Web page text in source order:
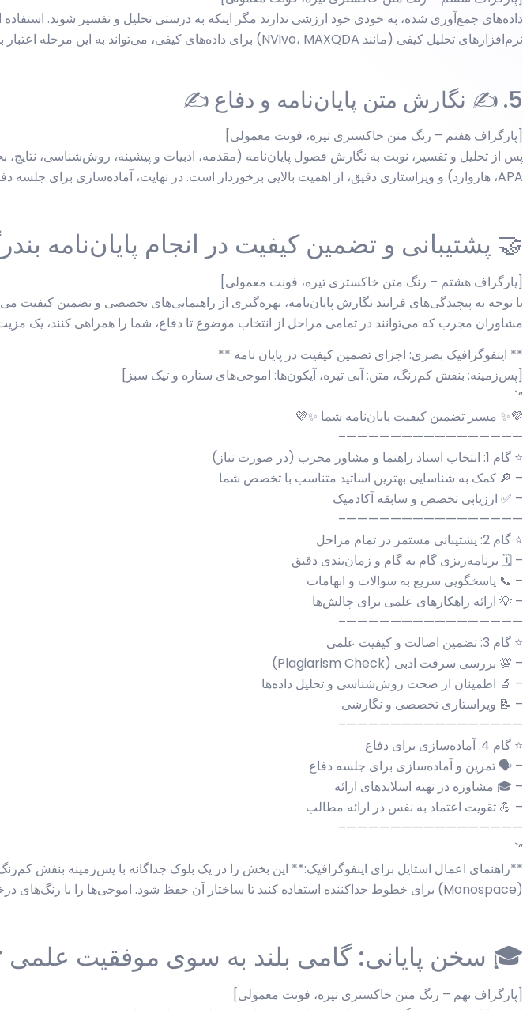
نرم‌افزارهای تحلیل کیفی (مانند NVivo، MAXQDA) برای داده‌های کیفی، می‌تواند به این مرحله اعتبار بخشد. تفسیر نتایج باید به روشنی به سؤالات و فرضیات پژوهش شما پاسخ دهد.
5. ✍️ نگارش متن پایان‌نامه و دفاع ✍️
[پارگراف هفتم – رنگ متن خاکستری تیره، فونت معمولی]
پس از تحلیل و تفسیر، نوبت به نگارش فصول پایان‌نامه (مقدمه، ادبیات و پیشینه، روش‌شناسی،
APA، هاروارد) و ویراستاری دقیق، از اهمیت بالایی برخوردار است. در نهایت، آماده‌سازی برای جلسه دفاع و ارائه موفق، آخرین گام در این مسیر علمی است.
🤝 پشتیبانی و تضمین کیفیت در انجام پایان‌نامه
[پارگراف هشتم – رنگ متن خاکستری تیره، فونت معمولی]
با توجه به پیچیدگی‌های فرایند نگارش پایان‌نامه، بهره‌گیری از راهنمایی‌های تخصصی و تضمین کیفیت
مشاوران مجرب که می‌توانند در تمامی مراحل از انتخاب موضوع تا دفاع، شما را همراهی کنند، یک
** اینفوگرافیک بصری: اجزای تضمین کیفیت در پایان نامه **
[پس‌زمینه: بنفش کم‌رنگ، متن: آبی تیره، آیکون‌ها: اموجی‌های ستاره و تیک سبز]
“`
💜✨ مسیر تضمین کیفیت پایان‌نامه شما ✨💜
————————————————–
⭐ گام 1: انتخاب استاد راهنما و مشاور مجرب (در صورت نیاز)
– 🔎 کمک به شناسایی بهترین اساتید متناسب با تخصص شما
– ✅ ارزیابی تخصص و سابقه آکادمیک
————————————————–
⭐ گام 2: پشتیبانی مستمر در تمام مراحل
– 🗓️ برنامه‌ریزی گام به گام و زمان‌بندی دقیق
– 📞 پاسخگویی سریع به سوالات و ابهامات
– 💡 ارائه راهکارهای علمی برای چالش‌ها
————————————————–
⭐ گام 3: تضمین اصالت و کیفیت علمی
– 💯 بررسی سرقت ادبی (Plagiarism Check)
– 🔬 اطمینان از صحت روش‌شناسی و تحلیل داده‌ها
– 📝 ویراستاری تخصصی و نگارشی
————————————————–
⭐ گام 4: آماده‌سازی برای دفاع
– 🗣️ تمرین و آماده‌سازی برای جلسه دفاع
– 🎓 مشاوره در تهیه اسلایدهای ارائه
– 💪 تقویت اعتماد به نفس در ارائه مطالب
————————————————–
“`
(Monospace) برای خطوط جداکننده استفاده کنید تا ساختار آن حفظ شود. اموجی‌ها را با رنگ‌های درخشان نمایش دهید.
🎓 سخن پایانی: گامی بلند به سوی موفقیت
[پارگراف نهم – رنگ متن خاکستری تیره، فونت معمولی]